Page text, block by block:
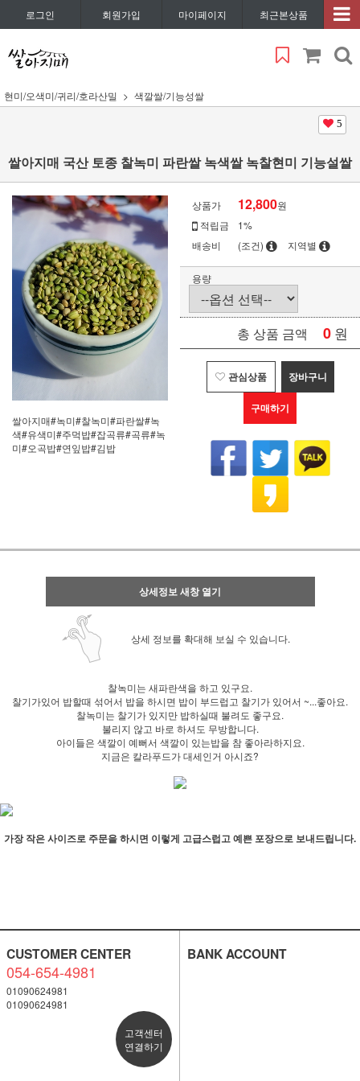
로그인 회원가입 마이페이지 최근본상품
현미/오색미/귀리/호라산밀 색깔쌀/기능성쌀
5
쌀아지매 국산 토종 찰녹미 파란쌀 녹색쌀 녹찰현미 기능설쌀
쌀아지매#녹미#찰녹미#파란쌀#녹
색#유색미#주먹밥#잡곡류#곡류#녹
미#오곡밥#연잎밥#김밥
상품가 12,800원
적립금
1%
배송비
(조건) 지역별
용량
총 상품 금액 0 원
관심상품 장바구니
구매하기
상세정보 새창 열기
상세 정보를 확대해 보실 수 있습니다.
찰녹미는 새파란색을 하고 있구요.
찰기가있어 밥할때 섞어서 밥을 하시면 밥이 부드럽고 찰기가 있어서 ~...좋아요.
찰녹미는 찰기가 있지만 밥하실때 불려도 좋구요.
불리지 않고 바로 하셔도 무방합니다.
아이들은 색깔이 예뻐서 색깔이 있는밥을 참 좋아라하지요.
지금은 칼라푸드가 대세인거 아시죠?
가장 작은 사이즈로 주문을 하시면 이렇게 고급스럽고 예쁜 포장으로 보내드립니다.
CUSTOMER CENTER
054-654-4981
01090624981
01090624981
고객센터
연결하기
BANK ACCOUNT